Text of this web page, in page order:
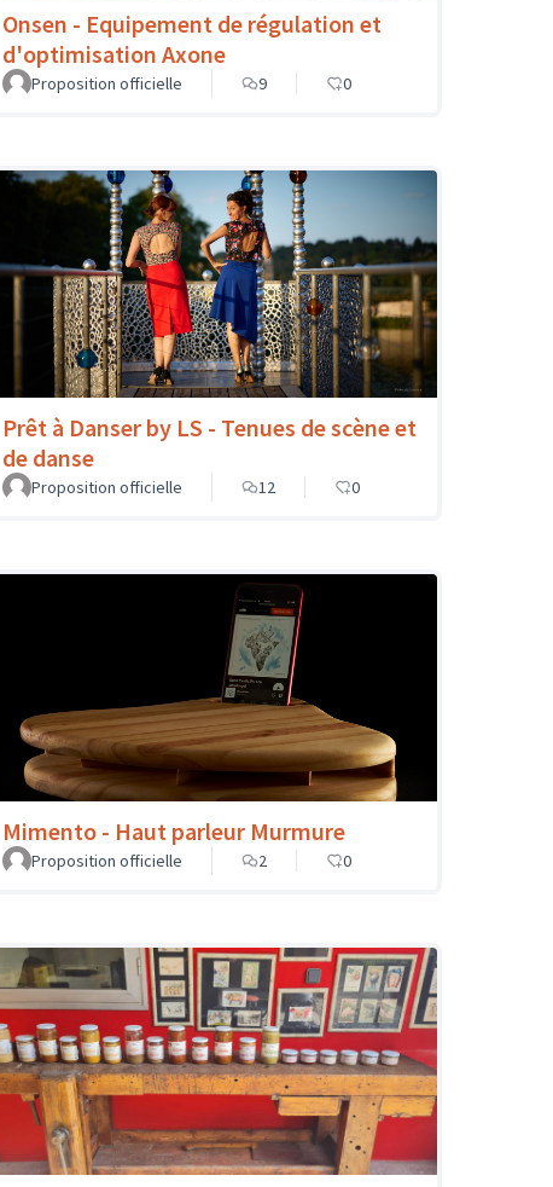
Onsen - Equipement de régulation et
d'optimisation Axone
Proposition officielle 9 0
Prêt à Danser by LS - Tenues de scène et
de danse
Proposition officielle 12 0
Mimento - Haut parleur Murmure
Proposition officielle 2 0